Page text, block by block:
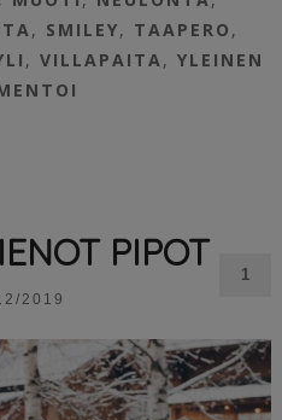
, SMILEY, TAAPERO ,
,VILLAPAITA,YLEINEN
PIPOT
2019
1